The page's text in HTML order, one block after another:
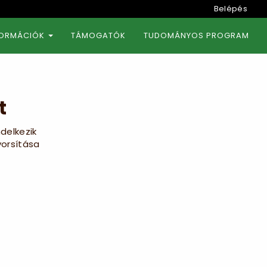
Belépés
TÁMOGATÓK TUDOMÁNYOS PROGRAM